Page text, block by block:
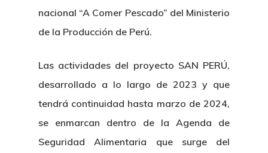
nacional “A Comer Pescado” del Ministerio
de la Producción de Perú.
Las actividades del proyecto SAN PERÚ,
desarrollado a lo largo de 2023 y que
tendrá continuidad hasta marzo de 2024,
se enmarcan dentro de la Agenda de
Seguridad Alimentaria que surge del